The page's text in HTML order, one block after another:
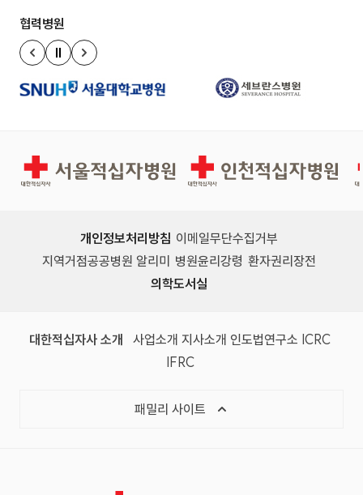
협력병원
이전 슬라이드
정지
다음 슬라이드
서울적십자병원 인천적십자병원
개인정보처리방침 이메일무단수집거부
지역거점공공병원 알리미 병원윤리강령 환자권리장전
의학도서실
대한적십자사 소개 (새 창)
사업소개 (새 창)
지사소개 (새 창)
인도법연구소 (새 창)
ICRC(국제
IFRC(국제적십자사연맹, 새 창)
패밀리 사이트 목록 열기